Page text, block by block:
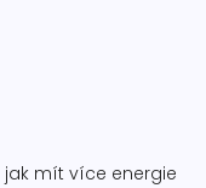
jak mít více energie